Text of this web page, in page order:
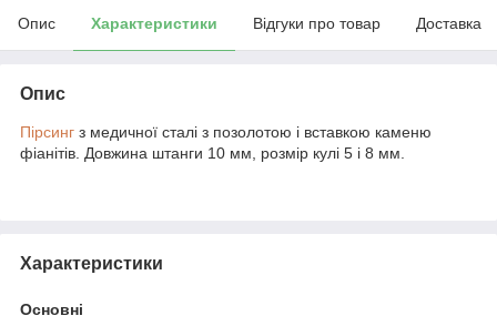
Опис Характеристики Відгуки про товар Доставка
Опис
Пірсинг з медичної сталі з позолотою і вставкою каменю
фіанітів. Довжина штанги 10 мм, розмір кулі 5 і 8 мм.
Характеристики
Основні